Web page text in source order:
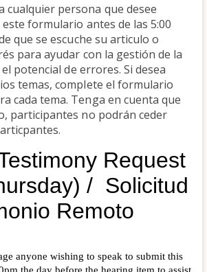
cualquier persona que desee
formulario antes de las 5:00
que se escuche su articulo o
para ayudar con la gestión de la
potencial de errores. Si desea
temas, complete el formulario
cada tema. Tenga en cuenta que
participantes no podrán ceder